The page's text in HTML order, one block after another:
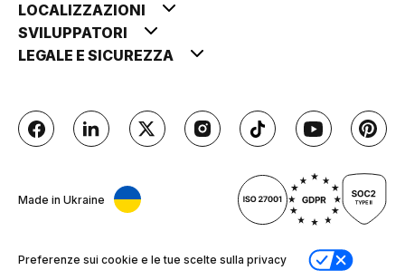
LOCALIZZAZIONI
SVILUPPATORI
LEGALE E SICUREZZA
Made in Ukraine
Preferenze sui cookie e le tue scelte sulla privacy